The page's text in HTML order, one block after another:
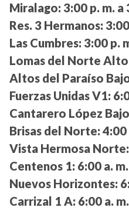
Miralago: 3:00 p. m. a
Res. 3 Hermanos:
Las Cumbres: 3:00 p.
Lomas del Norte
Altos del Paraíso
Fuerzas Unidas V1:
Cantarero López
Brisas del Norte: 4:00
Vista Hermosa Norte:
Centenos 1: 6:00 a.
Nuevos Horizontes:
Carrizal 1 A: 6:00 a.